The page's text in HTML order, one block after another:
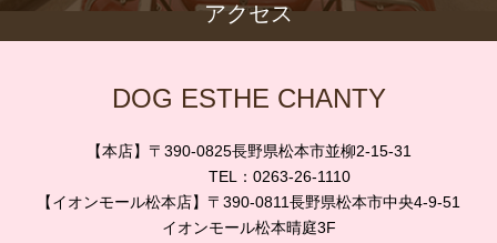
アクセス
DOG ESTHE CHANTY
【本店】〒390-0825長野県松本市並柳2-15-31
TEL：0263-26-1110
【イオンモール松本店】〒390-0811長野県松本市中央4-9-51
イオンモール松本晴庭3F